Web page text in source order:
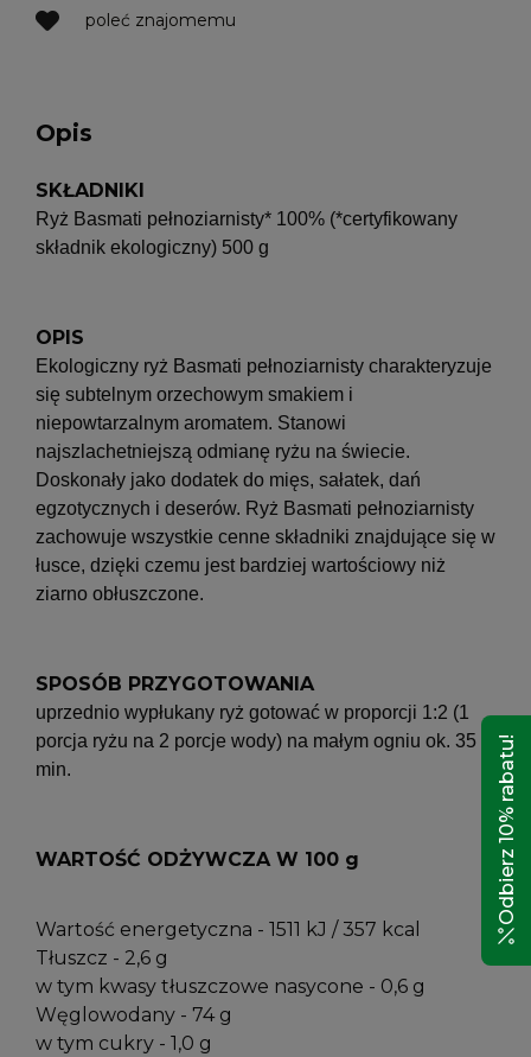
poleć znajomemu
Opis
SKŁADNIKI
Ryż Basmati pełnoziarnisty* 100% (*certyfikowany
składnik ekologiczny) 500 g
OPIS
Ekologiczny ryż Basmati pełnoziarnisty charakteryzuje
się subtelnym orzechowym smakiem i
niepowtarzalnym aromatem. Stanowi
najszlachetniejszą odmianę ryżu na świecie.
Doskonały jako dodatek do mięs, sałatek, dań
egzotycznych i deserów. Ryż Basmati pełnoziarnisty
zachowuje wszystkie cenne składniki znajdujące się w
łusce, dzięki czemu jest bardziej wartościowy niż
ziarno obłuszczone.
SPOSÓB PRZYGOTOWANIA
uprzednio wypłukany ryż gotować w proporcji 1:2 (1
porcja ryżu na 2 porcje wody) na małym ogniu ok. 35
min.
WARTOŚĆ ODŻYWCZA W 100 g
Wartość energetyczna - 1511 kJ / 357 kcal
Tłuszcz - 2,6 g
w tym kwasy tłuszczowe nasycone - 0,6 g
Węglowodany - 74 g
w tym cukry - 1,0 g
Odbierz 10% rabatu!